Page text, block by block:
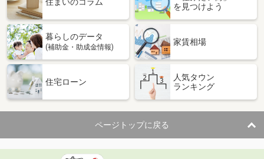
を見つけよう
暮らしのデータ
(補助金・助成金情報)
家賃相場
住宅ローン
人気タウン
ランキング
ページトップに戻る